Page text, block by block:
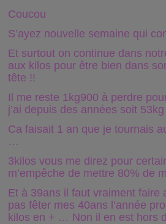
Coucou
S’ayez nouvelle semaine qui
Et surtout on continue dans
aux kilos pour être bien dans
tête !!
Il me reste 1kg900 à perdre
j’ai depuis des années soit
Ca faisait 1 an que je tournais
…
3kilos vous me direz pour
m’empêche de mettre 80% de
Et à 39ans il faut vraiment
pas fêter mes 40ans l’année
kilos en + … Non il en est hors